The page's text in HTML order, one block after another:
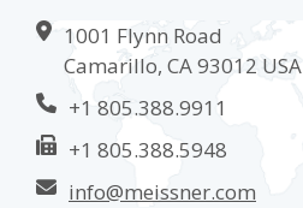
1001 Flynn Road
Camarillo, CA 93012 USA
+1 805.388.9911
+1 805.388.5948
info@meissner.com